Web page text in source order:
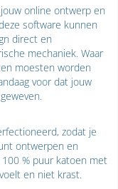
online ontwerp en
software kunnen
direct en
mechaniek. Waar
moesten worden
voor dat jouw
zodat je
ontwerpen en
% puur katoen met
en niet krast.